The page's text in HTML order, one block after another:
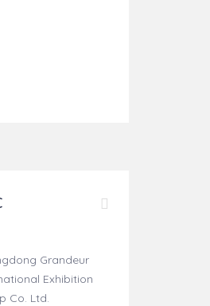
Grandeur
Exhibition
Co. Ltd.